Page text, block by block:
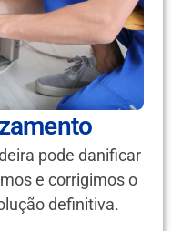
pode danificar
e corrigimos o
definitiva.